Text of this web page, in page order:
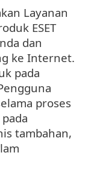
Layanan
ESET
dan
ke Internet.
pada
proses
tambahan,